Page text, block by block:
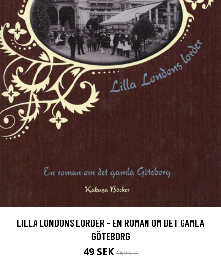
LILLA LONDONS LORDER - EN ROMAN OM DET GAMLA
GÖTEBORG
49 SEK 169 SEK